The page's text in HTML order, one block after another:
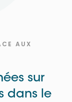
AUX
sur
dans le